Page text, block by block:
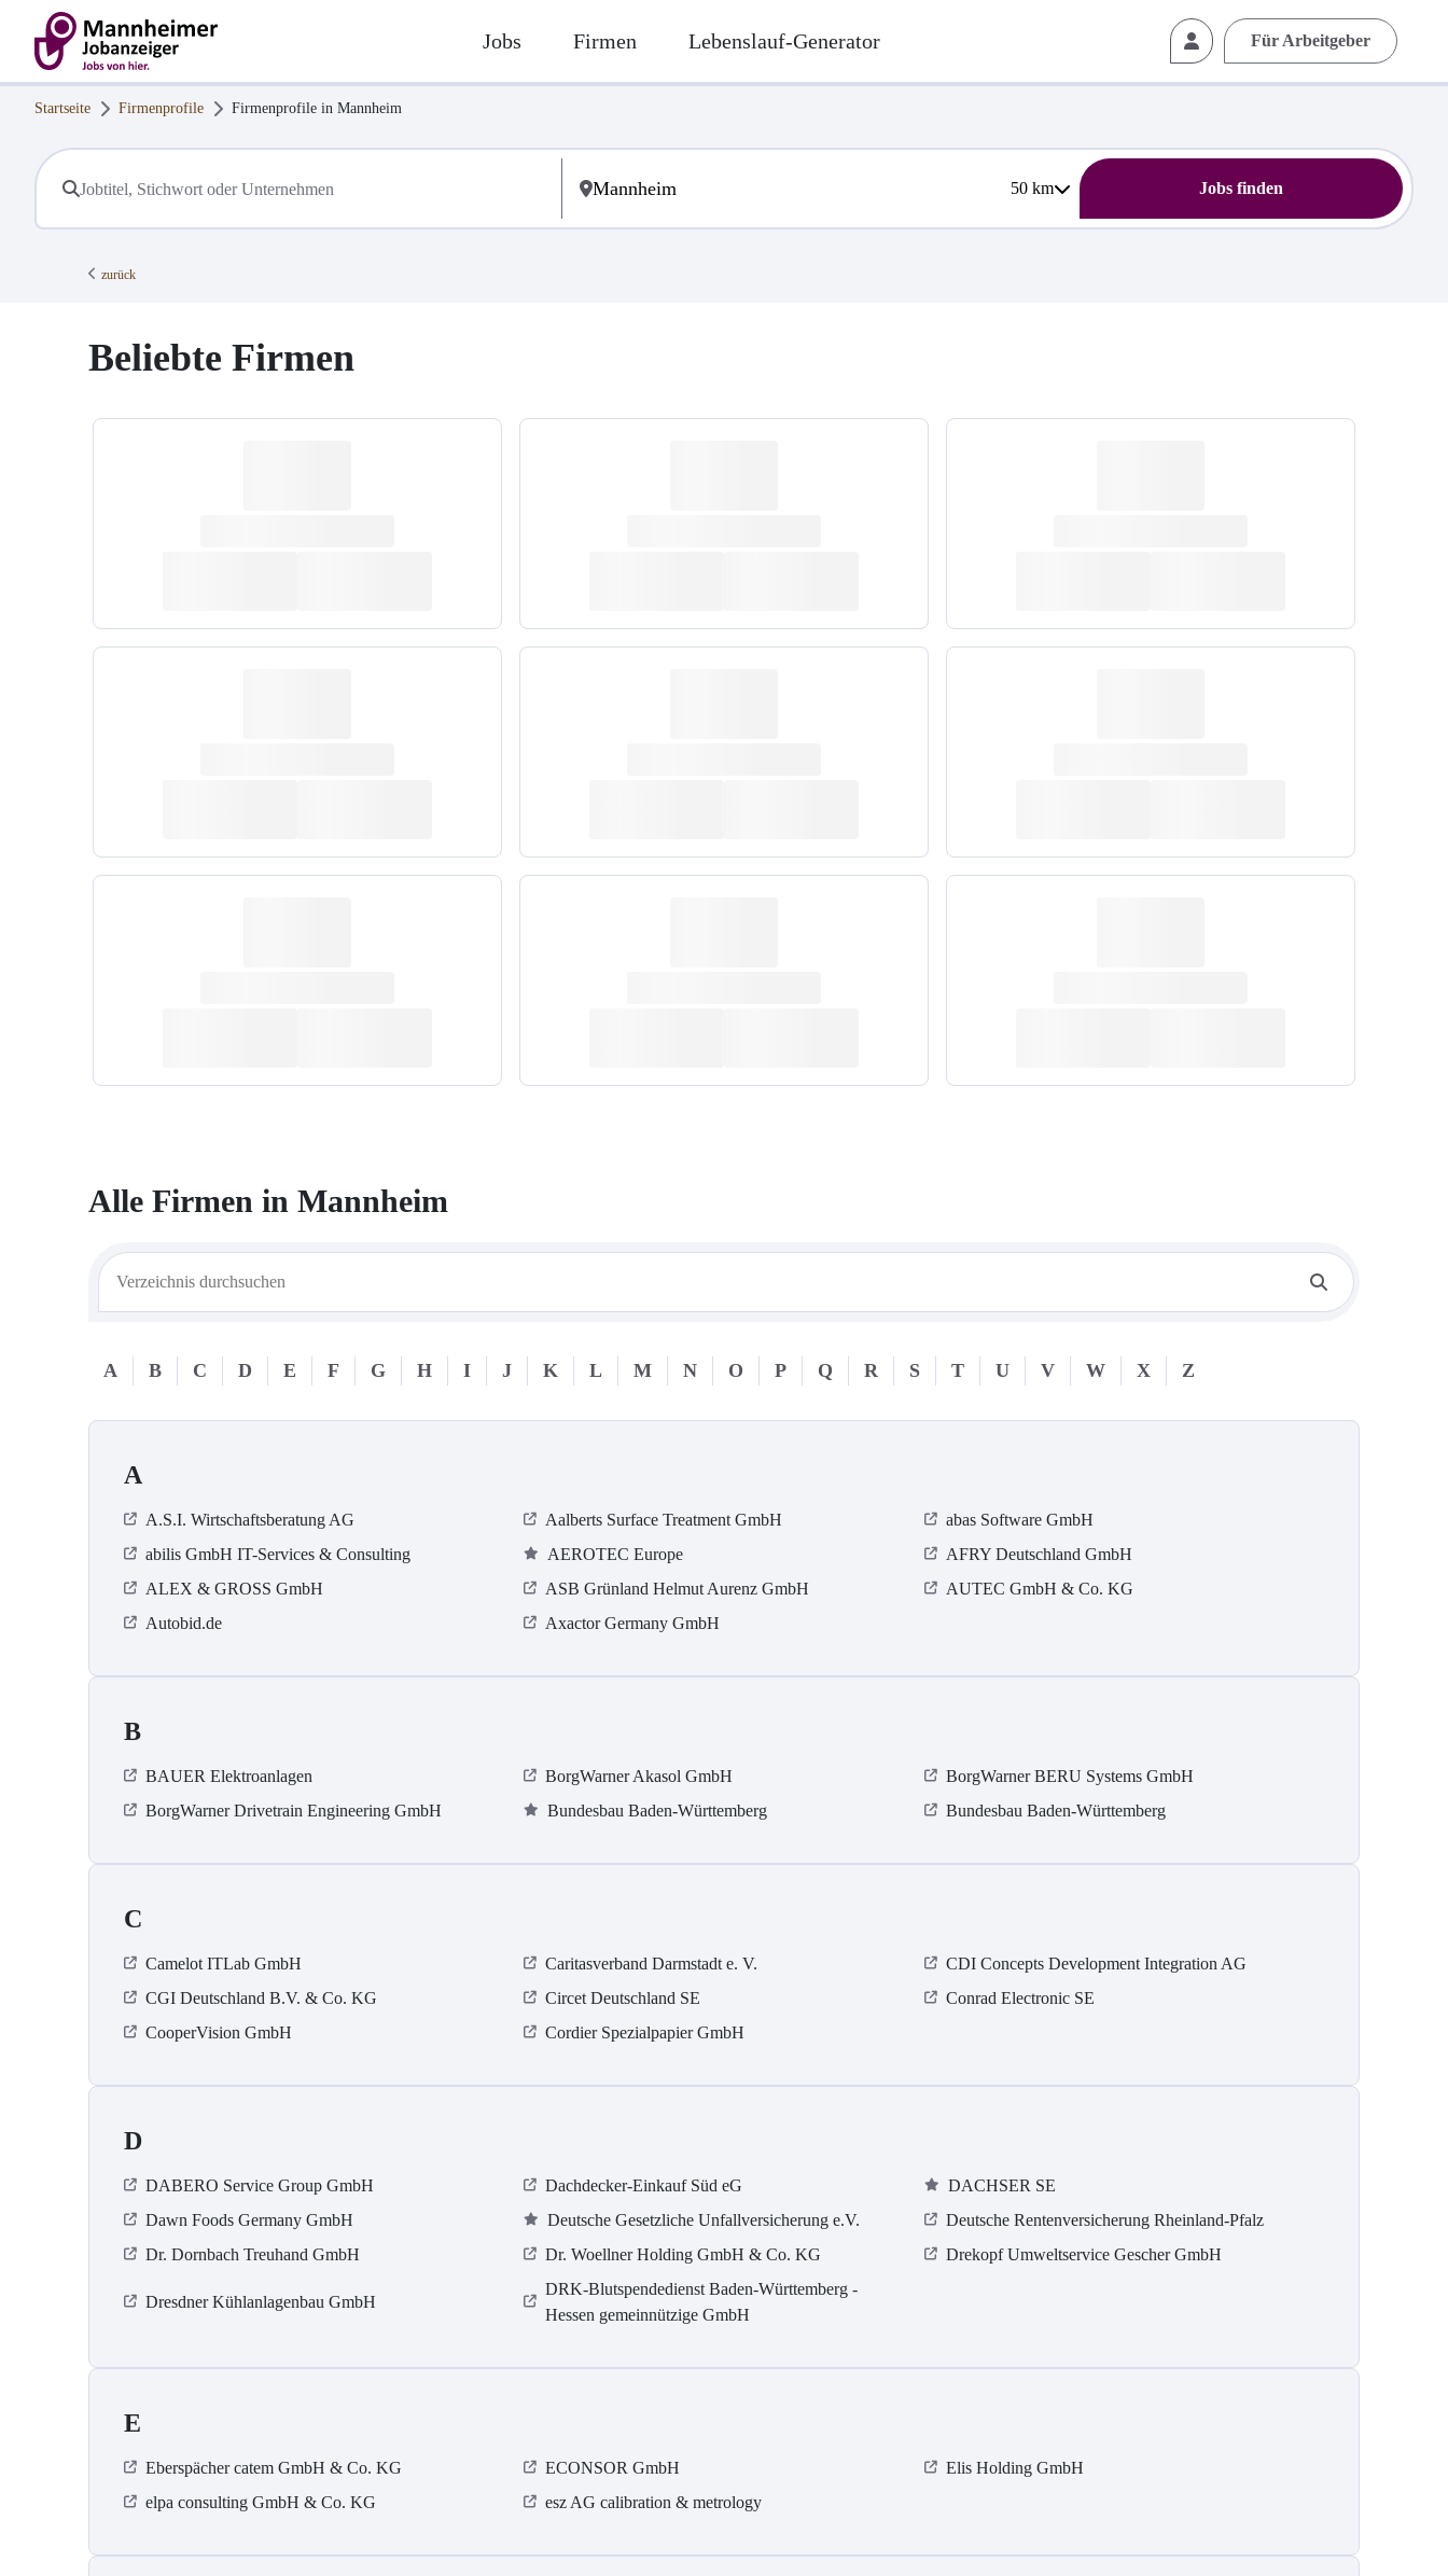
Jobs Firmen Lebenslauf-Generator Für Arbeitgeber
Startseite Firmenprofile Firmenprofile in Mannheim
50km Jobs finden
zurück
Beliebte Firmen
Alle Firmen in Mannheim
A B C D E F G H I J K L M N O P Q R S T U V W X Z
A
A.S.I. Wirtschaftsberatung AG Aalberts Surface Treatment GmbH
abas Software GmbH
abilis GmbH IT-Services & Consulting
AEROTEC Europe
AFRY Deutschland GmbH
ALEX & GROSS GmbH
ASB Grün­land Helmut Au­renz GmbH
AUTEC GmbH & Co. KG
Autobid.de
Axactor Germany GmbH
B
BAUER Elektroanlagen BorgWarner Akasol GmbH
BorgWarner BERU Systems GmbH
BorgWarner Drivetrain Engineering GmbH
Bundesbau Baden-Württemberg Bundesbau Baden-Württemberg
C
Camelot ITLab GmbH Caritasverband Darmstadt e. V.
CDI Concepts Development Integration AG
CGI Deutschland B.V. & Co. KG
Circet Deutschland SE
Conrad Electronic SE
CooperVision GmbH
Cordier Spezialpapier GmbH
D
DABERO Service Group GmbH Dachdecker-Einkauf Süd eG
DACHSER SE
Dawn Foods Germany GmbH
Deutsche Gesetzliche Unfallversicherung e.V.
Deutsche Rentenversicherung Rheinland-Pfalz
Dr. Dornbach Treuhand GmbH
Dr. Woellner Holding GmbH & Co. KG Drekopf Umweltservice Gescher GmbH
Dresdner Kühlanlagenbau GmbH
DRK-Blutspendedienst Baden-Württemberg -
Hessen gemeinnützige GmbH
E
Eberspächer catem GmbH & Co. KG ECONSOR GmbH
Elis Holding GmbH
elpa consulting GmbH & Co. KG
esz AG calibration & metrology